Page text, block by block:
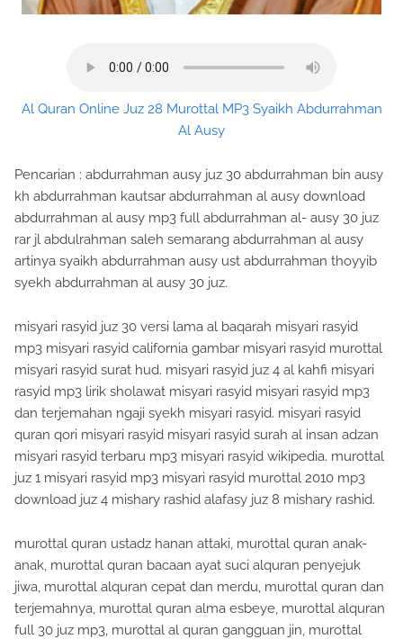
Al Quran Online Juz 28 Murottal MP3 Syaikh Abdurrahman
Al Ausy
Pencarian : abdurrahman ausy juz 30 abdurrahman bin ausy
kh abdurrahman kautsar abdurrahman al ausy download
abdurrahman al ausy mp3 full abdurrahman al- ausy 30 juz
rar jl abdulrahman saleh semarang abdurrahman al ausy
artinya syaikh abdurrahman ausy ust abdurrahman thoyyib
syekh abdurrahman al ausy 30 juz.
misyari rasyid juz 30 versi lama al baqarah misyari rasyid
mp3 misyari rasyid california gambar misyari rasyid murottal
misyari rasyid surat hud. misyari rasyid juz 4 al kahfi misyari
rasyid mp3 lirik sholawat misyari rasyid misyari rasyid mp3
dan terjemahan ngaji syekh misyari rasyid. misyari rasyid
quran qori misyari rasyid misyari rasyid surah al insan adzan
misyari rasyid terbaru mp3 misyari rasyid wikipedia. murottal
juz 1 misyari rasyid mp3 misyari rasyid murottal 2010 mp3
download juz 4 mishary rashid alafasy juz 8 mishary rashid.
murottal quran ustadz hanan attaki, murottal quran anak-
anak, murottal quran bacaan ayat suci alquran penyejuk
jiwa, murottal alquran cepat dan merdu, murottal quran dan
terjemahnya, murottal quran alma esbeye, murottal alquran
full 30 juz mp3, murottal al quran gangguan jin, murottal